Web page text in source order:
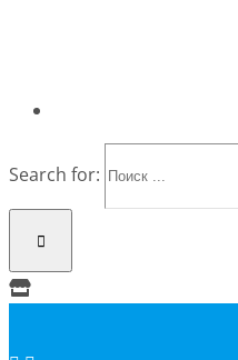
Search for: